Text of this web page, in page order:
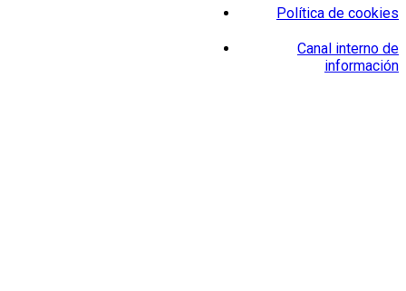
Política de cookies
Canal interno de
información